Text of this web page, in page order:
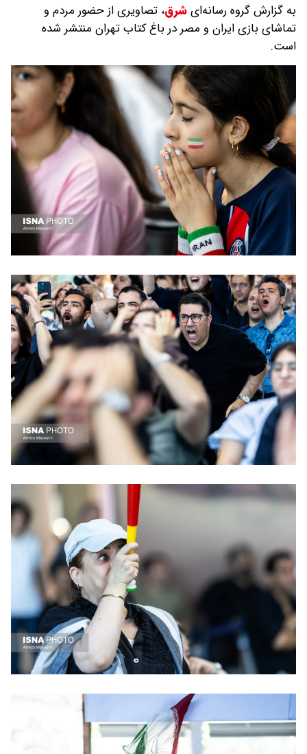
به گزارش گروه رسانه‌ایشرق، تصاویری از حضور مردم و
تماشای بازی ایران و مصر در باغ کتاب تهران منتشر شده
است.